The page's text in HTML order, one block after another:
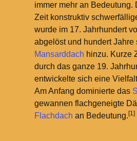
immer mehr an Bedeutung.
Zeit konstruktiv
wurde im 17. Jahrhundert
abgelöst und hundert Jahre
Mansarddach hinzu. Kurze
durch das ganze 19.
entwickelte sich eine
Am Anfang dominierte das
gewannen flachgeneigte
Flachdach an Bedeutung. [1]